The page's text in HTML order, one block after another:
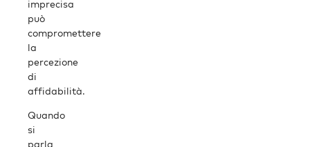
imprecisa
può
compromettere
la
percezione
di
affidabilità.
Quando
si
parla